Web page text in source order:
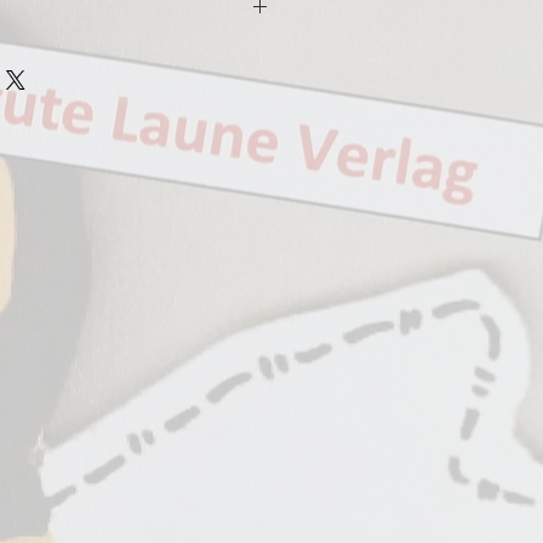
1 ad. lib
1 ad. lib
Arrangements
Video
watch?v=I5xZRlQFYj0